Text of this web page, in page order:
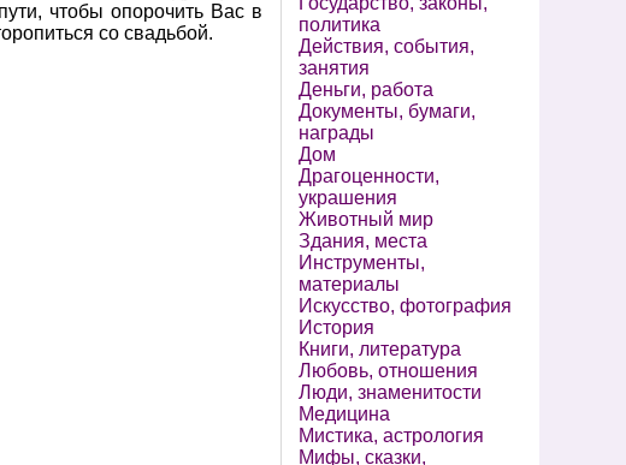
чтобы опорочить Вас в
со свадьбой.
политика
Действия, события,
занятия
Деньги, работа
Документы, бумаги,
награды
Дом
Драгоценности,
украшения
Животный мир
Здания, места
Инструменты,
материалы
Искусство, фотография
История
Книги, литература
Любовь, отношения
Люди, знаменитости
Медицина
Мистика, астрология
Мифы, сказки,